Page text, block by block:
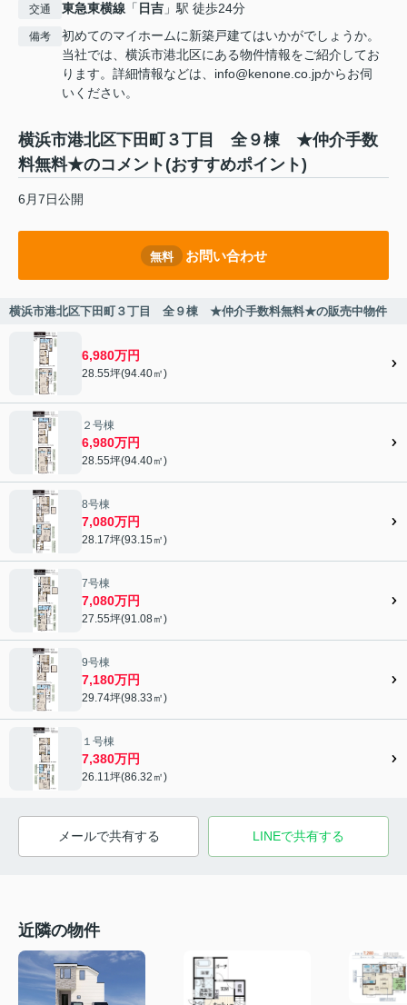
交通 東急東横線 「 日吉 」駅 徒歩24分
備考
初めてのマイホームに新築戸建てはいかがでしょうか。
当社では、横浜市港北区にある物件情報をご紹介してお
ります。詳細情報などは、info@kenone.co.jpからお伺
いください。
横浜市港北区下田町３丁目 全９棟 ★仲介手数
料無料★のコメント(おすすめポイント)
6月7日公開
無料 お問い合わせ
横浜市港北区下田町３丁目 全９棟 ★仲介手数料無料★の販売中物件
6,980万円
28.55坪(94.40㎡)
２号棟
6,980万円
28.55坪(94.40㎡)
8号棟
7,080万円
28.17坪(93.15㎡)
7号棟
7,080万円
27.55坪(91.08㎡)
9号棟
7,180万円
29.74坪(98.33㎡)
１号棟
7,380万円
26.11坪(86.32㎡)
メールで共有する LINEで共有する
近隣の物件